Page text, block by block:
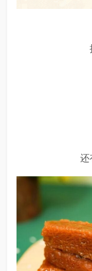
还